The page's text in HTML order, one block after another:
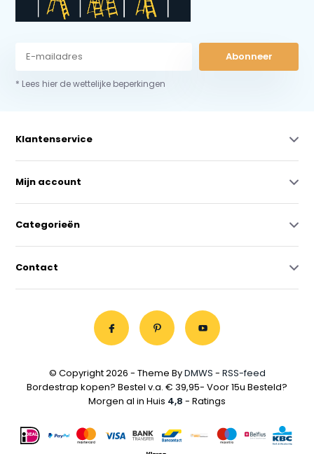
Abonneer
* Lees hier de wettelijke beperkingen
Klantenservice
Mijn account
Categorieën
Contact
© Copyright 2026 - Theme ByDMWS - RSS-feed
Bordestrap kopen? Bestel v.a. € 39,95- Voor 15u Besteld?
Morgen al in Huis 4,8 - Ratings